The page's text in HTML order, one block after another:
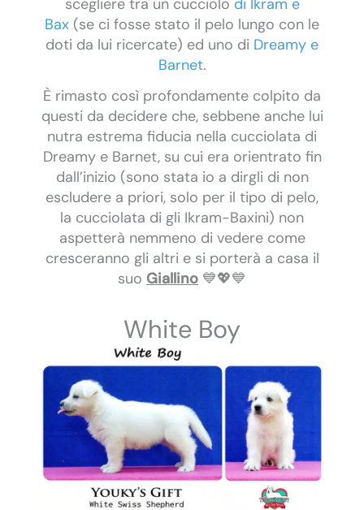
scegliere tra un cucciolo di Ikram e
Bax (se ci fosse stato il pelo lungo con le
doti da lui ricercate) ed uno di Dreamy e
Barnet.
È rimasto così profondamente colpito da
questi da decidere che, sebbene anche lui
nutra estrema fiducia nella cucciolata di
Dreamy e Barnet, su cui era orientrato fin
dall’inizio (sono stata io a dirgli di non
escludere a priori, solo per il tipo di pelo,
la cucciolata di gli Ikram-Baxini) non
aspetterà nemmeno di vedere come
cresceranno gli altri e si porterà a casa il
suo Giallino 💙💖💙
White Boy